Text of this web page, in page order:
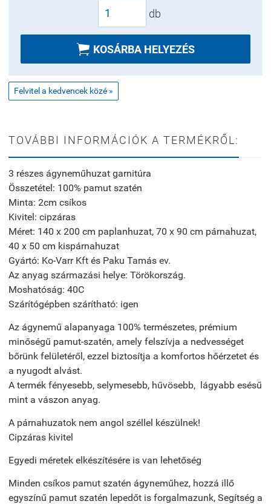
db
 KOSÁRBA HELYEZÉS
Felvitel a kedvencek közé »
TOVÁBBI INFORMÁCIÓK A TERMÉKRŐL:
3 részes ágyneműhuzat garnitúra
Összetétel: 100% pamut szatén
Minta: 2cm csíkos
Kivitel: cipzáras
Méret: 140 x 200 cm paplanhuzat, 70 x 90 cm párnahuzat,
40 x 50 cm kispárnahuzat
Gyártó: Ko-Varr Kft és Paku Tamás ev.
Az anyag származási helye: Törökország.
Moshatóság: 40C
Szárítógépben szárítható: igen
Az ágynemű alapanyaga 100% természetes, prémium
minőségű pamut-szatén, amely felszívja a nedvességet
bőrünk felületéről, ezzel biztosítja a komfortos hőérzetet és
a nyugodt alvást.
A termék fényesebb, selymesebb, hűvösebb, lágyabb esésű
mint a vászon anyag.
A párnahuzatok nem angol széllel készülnek!
Cipzáras kivitel
Egyedi méretek elkészítésére is van lehetőség
Minden csíkos pamut szatén ágyneműhez, hozzá illő
egyszínű pamut szatén lepedőt is forgalmazunk, Segítség a